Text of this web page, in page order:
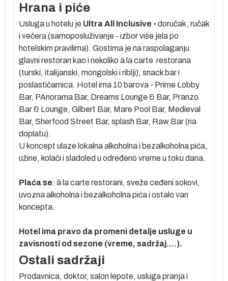
Hrana i piće
Usluga u hotelu je Ultra All Inclusive - doručak, ručak
i večera (samoposluživanje - izbor više jela po
hotelskim pravilima). Gostima je na raspolaganju
glavni restoran kao i nekoliko à la carte restorana
(turski, italijanski, mongolski i riblji), snack bar i
poslastičarnica. Hotel ima 10 barova - Prime Lobby
Bar, PAnorama Bar, Dreams Lounge & Bar, Pranzo
Bar & Lounge, Gilbert Bar, Mare Pool Bar, Medieval
Bar, Sherfood Street Bar, splash Bar, Raw Bar (na
doplatu).
U koncept ulaze lokalna alkoholna i bezalkoholna pića,
užine, kolači i sladoled u određeno vreme u toku dana.
Plaća se: à la carte restorani, sveže ceđeni sokovi,
uvozna alkoholna i bezalkoholna pića i ostalo van
koncepta.
Hotel ima pravo da promeni detalje usluge u
zavisnosti od sezone (vreme, sadržaj....).
Ostali sadržaji
Prodavnica, doktor, salon lepote, usluga pranja i